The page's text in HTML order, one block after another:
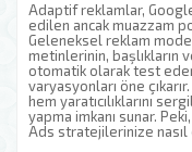
Adaptif reklamlar,
edilen ancak muazzam
Geleneksel reklam
metinlerinin, başlıkların
otomatik olarak test
varyasyonları öne
hem yaratıcılıklarını
yapma imkanı sunar.
Ads stratejilerinize